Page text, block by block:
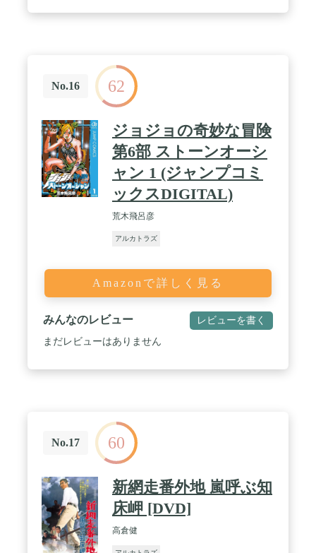
No.16 62
ジョジョの奇妙な冒険
第6部 ストーンオーシ
ャン 1 (ジャンプコミ
ックスDIGITAL)
荒木飛呂彦
アルカトラズ
Amazonで詳しく見る
みんなのレビュー レビューを書く
まだレビューはありません
No.17 60
新網走番外地 嵐呼ぶ知
床岬 [DVD]
高倉健